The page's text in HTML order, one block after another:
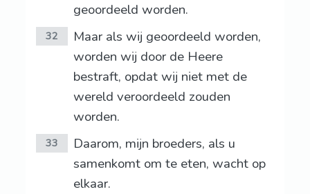
geoordeeld worden.
32
Maar als wij geoordeeld worden,
worden wij door de Heere
bestraft, opdat wij niet met de
wereld veroordeeld zouden
worden.
33
Daarom, mijn broeders, als u
samenkomt om te eten, wacht op
elkaar.